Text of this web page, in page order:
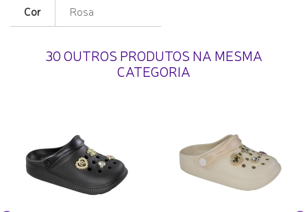
Cor Rosa
30 OUTROS PRODUTOS NA MESMA
CATEGORIA